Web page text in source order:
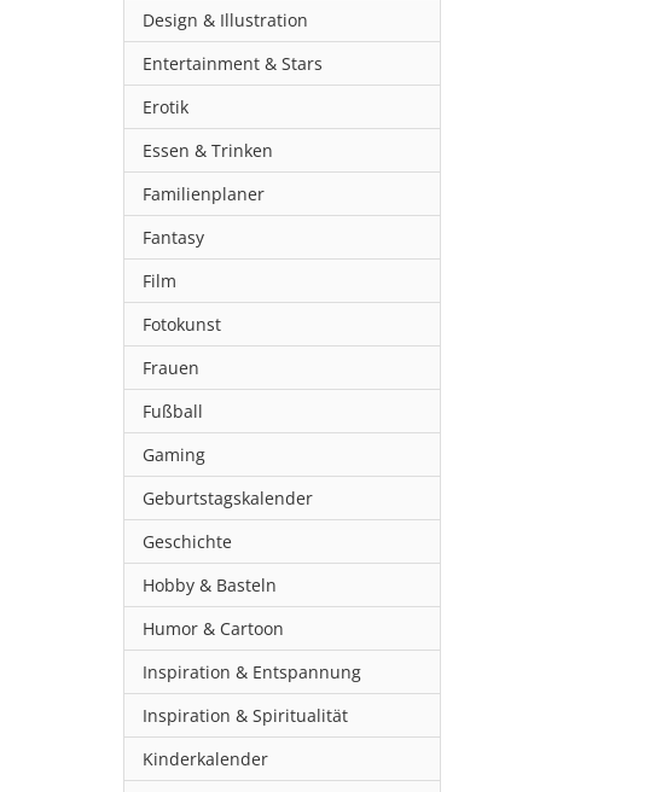
Design & Illustration
Entertainment & Stars
Erotik
Essen & Trinken
Familienplaner
Fantasy
Film
Fotokunst
Frauen
Fußball
Gaming
Geburtstagskalender
Geschichte
Hobby & Basteln
Humor & Cartoon
Inspiration & Entspannung
Inspiration & Spiritualität
Kinderkalender